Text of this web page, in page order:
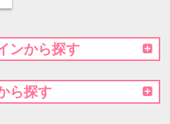
ンから探す
ら探す